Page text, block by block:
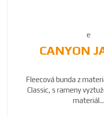
CANYON
Fleecová bunda z
Classic, s rameny
materiál...